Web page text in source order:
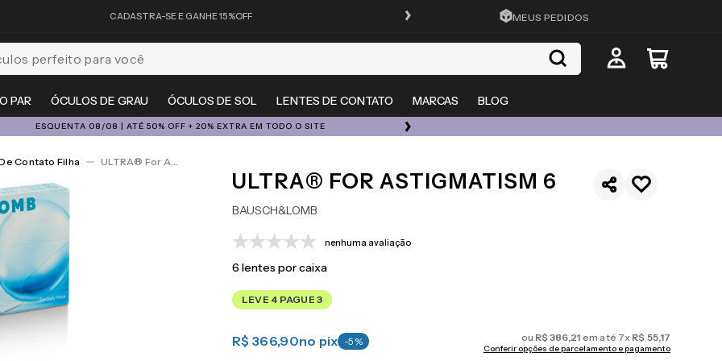
CADASTRA-SE E GANHE 15%OFF FRETE GRÁTIS EM TODO O SITE
MEUS PEDIDOS
PAR ÓCULOS DE GRAU ÓCULOS DE SOL LENTES DE CONTATO MARCAS BLOG
para você
ESQUENTA 08/08 | ATÉ 50% OFF + 20% EXTRA EM TODO O SITE ÓCULOS DE GRAU, SOL E LENTES COM ATÉ 50% OFF + 20% EXTRA
Contato Filha ULTRA® For Astigmatism 6
ULTRA® FOR ASTIGMATISM 6
BAUSCH&LOMB
nenhuma avaliação
6 lentes por caixa
LEVE 4 PAGUE 3
R$ 366,90no pix -5 % ou R$386,21 em até 7x R$ 55,17
Conferir opções de parcelamento e pagamento